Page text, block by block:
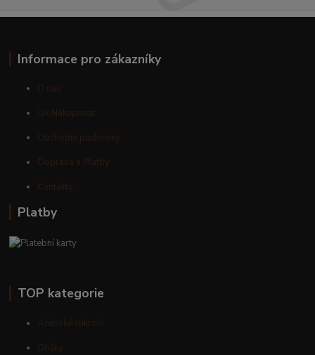
Informace pro zákazníky
O nás
Jak Nakupovat
Obchodní podmínky
Doprava a Platby
Kontakty
Platby
TOP kategorie
Arabské cukroví
Oříšky